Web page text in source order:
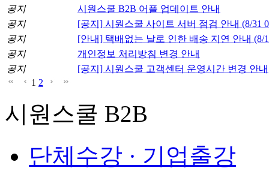
공지
시원스쿨 B2B 어플 업데이트 안내
공지
[공지] 시원스쿨 사이트 서버 점검 안내 (8/31
공지
[안내] 택배없는 날로 인한 배송 지연 안내 (8/
공지
개인정보 처리방침 변경 안내
공지
[공지] 시원스쿨 고객센터 운영시간 변경 안내
1 2
시원스쿨 B2B
단체수강 · 기업출강